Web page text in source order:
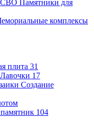
Памятники для
комплексы
плита 31
17
Создание
104